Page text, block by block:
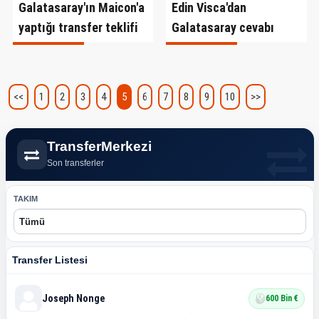
Galatasaray'ın Maicon'a
yaptığı transfer teklifi
Edin Visca'dan
Galatasaray cevabı
<< 1 2 3 4 5 6 7 8 9 10 >>
TransferMerkezi
Son transferler
TAKIM
Transfer Listesi
Joseph Nonge 600 Bin €